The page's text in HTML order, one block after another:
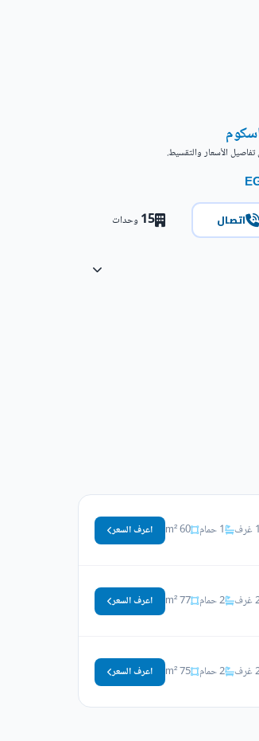
الأسعار والتقسيط.
اتصال 15وحدات
1 غرف 1 حمام 60 m² اعرف السعر
2 حمام 77 m² اعرف السعر
2 حمام 75 m² اعرف السعر